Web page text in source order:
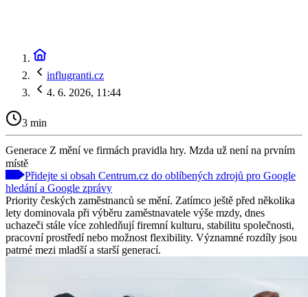
influgranti.cz
4. 6. 2026, 11:44
3 min
Generace Z mění ve firmách pravidla hry. Mzda už není na prvním
místě
Přidejte si obsah Centrum.cz do oblíbených zdrojů pro Google
hledání a Google zprávy
Priority českých zaměstnanců se mění. Zatímco ještě před několika
lety dominovala při výběru zaměstnavatele výše mzdy, dnes
uchazeči stále více zohledňují firemní kulturu, stabilitu společnosti,
pracovní prostředí nebo možnost flexibility. Významné rozdíly jsou
patrné mezi mladší a starší generací.